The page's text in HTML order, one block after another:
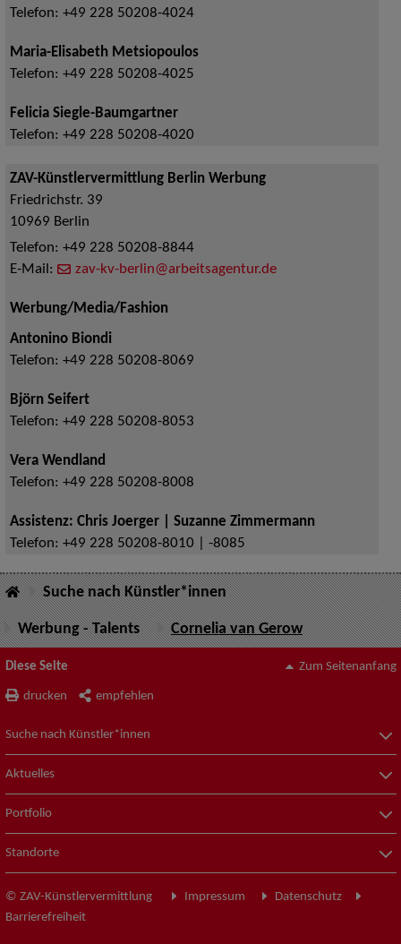
Telefon: +49 228 50208-4024
Maria-Elisabeth Metsiopoulos
Telefon: +49 228 50208-4025
Felicia Siegle-Baumgartner
Telefon: +49 228 50208-4020
ZAV-Künstlervermittlung Berlin Werbung
Friedrichstr. 39
10969 Berlin
Telefon: +49 228 50208-8844
E-Mail:
zav-kv-berlin@arbeitsagentur.de
Werbung/Media/Fashion
Antonino Biondi
Telefon: +49 228 50208-8069
Björn Seifert
Telefon: +49 228 50208-8053
Vera Wendland
Telefon: +49 228 50208-8008
Assistenz: Chris Joerger | Suzanne Zimmermann
Telefon: +49 228 50208-8010 | -8085
Suche nach Künstler*innen
Werbung - Talents Cornelia van Gerow
Diese Seite
drucken empfehlen
Zum Seitenanfang
Suche nach Künstler*innen
Aktuelles
Portfolio
Standorte
© ZAV-Künstlervermittlung Impressum
Datenschutz
Barrierefreiheit